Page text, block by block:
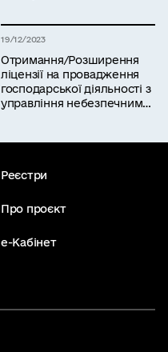
управління відходами
19/12/2023
Отримання/Розширення
ліцензії на провадження
господарської діяльності з
управління небезпечними
Реєстри
Про проєкт
е-Кабінет